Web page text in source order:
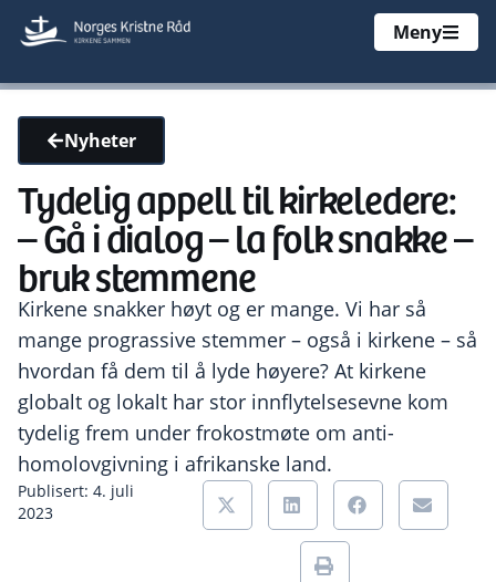
Meny
Nyheter
Tydelig appell til kirkeledere:
– Gå i dialog – la folk snakke –
bruk stemmene
Kirkene snakker høyt og er mange. Vi har så
mange prograssive stemmer – også i kirkene – så
hvordan få dem til å lyde høyere? At kirkene
globalt og lokalt har stor innflytelsesevne kom
tydelig frem under frokostmøte om anti-
homolovgivning i afrikanske land.
Publisert: 4. juli
2023